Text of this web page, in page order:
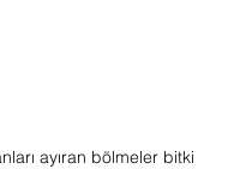
ayıran bölmeler bitki